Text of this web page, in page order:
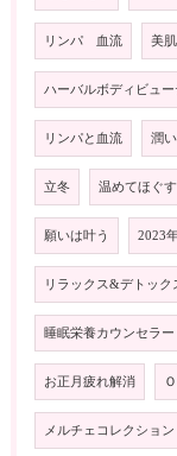
リンパ 血流 美
ハーバルボディビュ
リンパと血流 潤
立冬 温めてほぐす
願いは叶う 2023
リラックス&デトック
睡眠栄養カウンセラー
お正月疲れ解消
メルチェコレクション